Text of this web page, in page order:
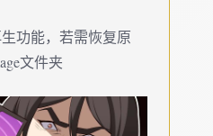
功能，若需恢复原
文件夹